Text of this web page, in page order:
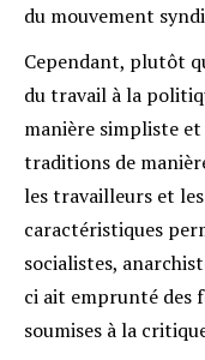
du mouvement
Cependant, plutôt
du travail à la
manière simpliste et
traditions de
les travailleurs et
caractéristiques
socialistes,
ci ait emprunté des
soumises à la